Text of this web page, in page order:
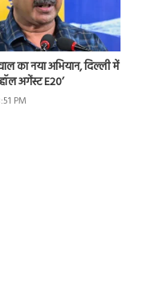
का नया अभियान, दिल्ली में
अगेंस्ट E20’
PM